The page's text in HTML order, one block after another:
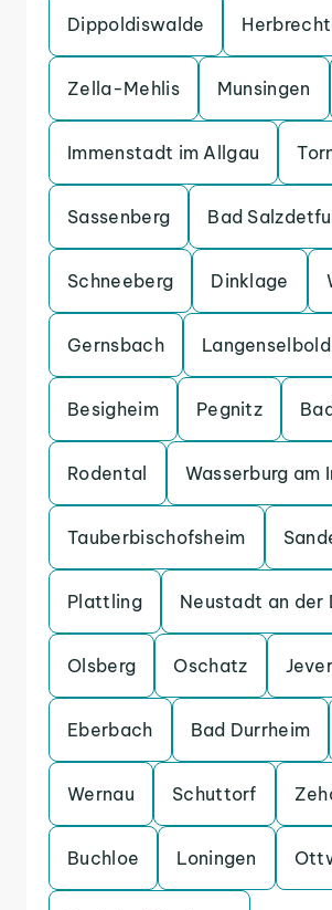
Dippoldiswalde
Zella-Mehlis Munsingen
Immenstadt im Allgau
Sassenberg Bad
Schneeberg Dinklage
Gernsbach Langenselbold
Besigheim Pegnitz
Rodental Wasserburg am
Tauberbischofsheim
Plattling Neustadt an der
Olsberg Oschatz Jever
Eberbach Bad Durrheim
Wernau Schuttorf
Buchloe Loningen